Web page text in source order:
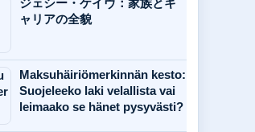
ジェシー・ケイヴ：家族とキ
ャリアの全貌
Maksuhäiriömerkinnän kesto:
Suojeleeko laki velallista vai
leimaako se hänet pysyvästi?